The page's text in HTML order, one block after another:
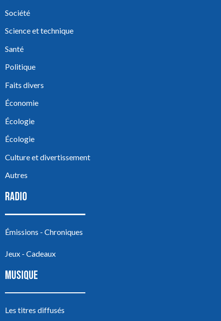
Société
Science et technique
Santé
Politique
Faits divers
Économie
Écologie
Écologie
Culture et divertissement
Autres
RADIO
Émissions - Chroniques
Jeux - Cadeaux
MUSIQUE
Les titres diffusés